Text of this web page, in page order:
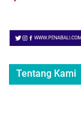
Tentang Kami